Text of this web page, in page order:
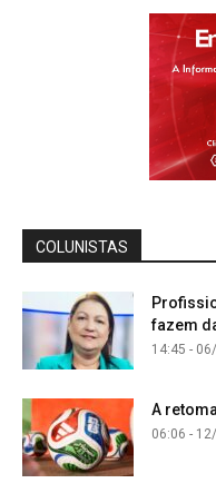
COLUNISTAS
fazem
14:45 -
A
06:06 -